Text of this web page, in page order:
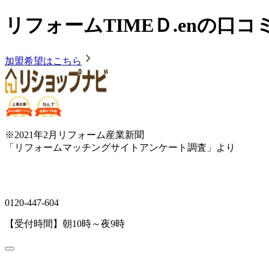
リフォームTIMEＤ.enの口コ
加盟希望はこちら
※2021年2月リフォーム産業新聞
「リフォームマッチングサイトアンケート調査」より
0120-447-604
【受付時間】朝10時～夜9時